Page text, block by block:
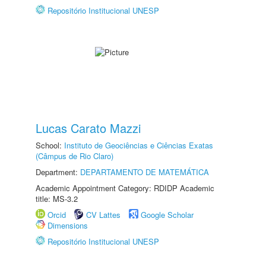
Repositório Institucional UNESP
Lucas Carato Mazzi
School: Instituto de Geociências e Ciências Exatas
(Câmpus de Rio Claro)
Department: DEPARTAMENTO DE MATEMÁTICA
Academic Appointment Category: RDIDP Academic
title: MS-3.2
Orcid
CV Lattes
Google Scholar
Dimensions
Repositório Institucional UNESP